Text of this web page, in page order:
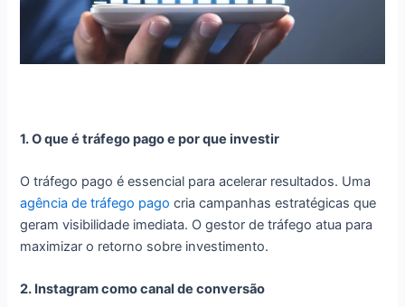
1. O que é tráfego pago e por que investir
O tráfego pago é essencial para acelerar resultados. Uma
agência de tráfego pago cria campanhas estratégicas que
geram visibilidade imediata. O gestor de tráfego atua para
maximizar o retorno sobre investimento.
2. Instagram como canal de conversão